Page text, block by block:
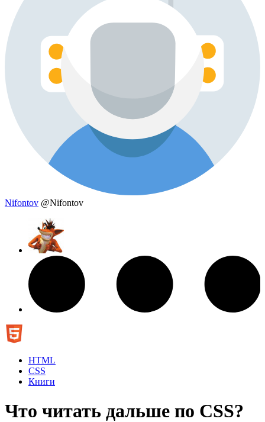
Nifontov @Nifontov
HTML
CSS
Книги
Что читать дальше по CSS?